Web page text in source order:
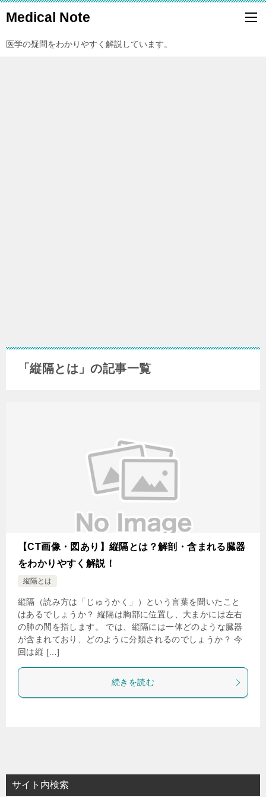
Medical Note
医学の疑問をわかりやすく解説しています。
「縦隔とは」の記事一覧
【CT画像・図あり】縦隔とは？解剖・含まれる臓器
をわかりやすく解説！
縦隔とは
縦隔（読み方は「じゅうかく」）という言葉を聞いたこと
はあるでしょうか？ 縦隔は胸部に位置し、大まかには左右
の肺の間を指します。 では、縦隔には一体どのような臓器
が含まれており、どのように分類されるのでしょうか？ 今
回は縦 […]
続きを読む
サイト内検索